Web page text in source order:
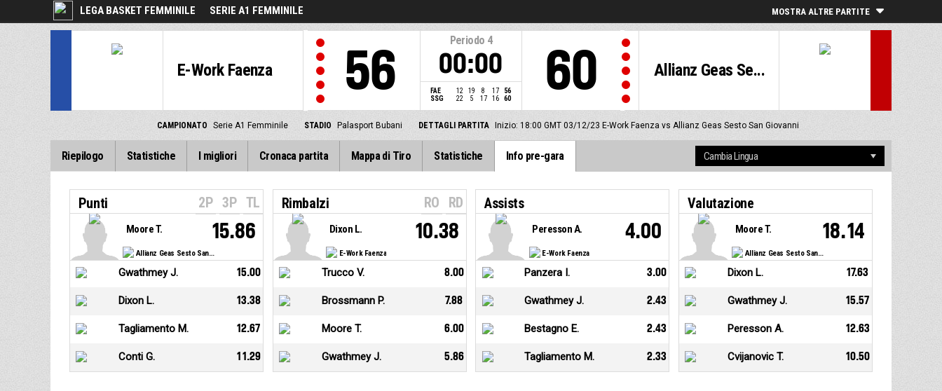
LEGA BASKET FEMMINILE SERIE A1 FEMMINILE MOSTRA ALTRE PARTITE
E-Work Faenza 56
Periodo 4
00:00
FAE 12 19 8 17
56
SSG
22 5 17 16 60
Allianz Geas Se...
60
CAMPIONATO Serie A1 Femminile STADIO Palasport Bubani DETTAGLI PARTITA Inizio: 18:00 GMT 03/12/23 E-Work Faenza vs Allianz Geas Sesto San Giovanni
Riepilogo Statistiche I migliori Cronaca partita Mappa di Tiro Statistiche Info pre-gara
Punti 2P 3P TL
Allianz Geas Sesto San Giovanni
Moore T. 15.86
Gwathmey J. 15.00
Dixon L. 13.38
Tagliamento M. 12.67
Conti G. 11.29
Rimbalzi RO RD
E-Work Faenza
Dixon L. 10.38
Trucco V. 8.00
Brossmann P. 7.88
Moore T. 6.00
Gwathmey J. 5.86
Assists
E-Work Faenza
Peresson A. 4.00
Panzera I. 3.00
Gwathmey J. 2.43
Bestagno E. 2.43
Tagliamento M. 2.33
Valutazione
Allianz Geas Sesto San Giovanni
Moore T. 18.14
Dixon L. 17.63
Gwathmey J. 15.57
Peresson A. 12.63
Cvijanovic T. 10.50